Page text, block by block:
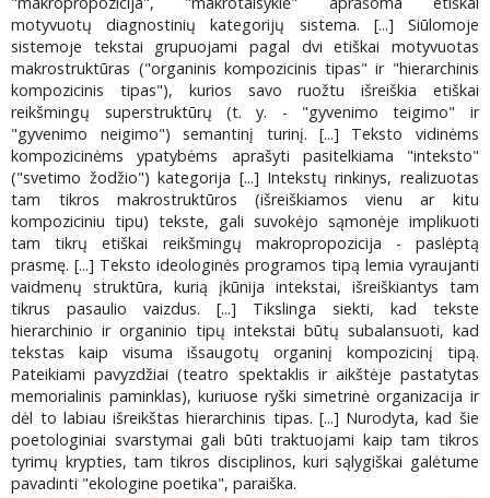
motyvuotų diagnostinių kategorijų sistema. [...] Siūlomoje
sistemoje tekstai grupuojami pagal dvi etiškai motyvuotas
makrostruktūras ("organinis kompozicinis tipas" ir "hierarchinis
kompozicinis tipas"), kurios savo ruožtu išreiškia etiškai
reikšmingų superstruktūrų (t. y. - "gyvenimo teigimo" ir
"gyvenimo neigimo") semantinį turinį. [...] Teksto vidinėms
kompozicinėms ypatybėms aprašyti pasitelkiama "inteksto"
("svetimo žodžio") kategorija [...] Intekstų rinkinys, realizuotas
tam tikros makrostruktūros (išreiškiamos vienu ar kitu
kompoziciniu tipu) tekste, gali suvokėjo sąmonėje implikuoti
tam tikrų etiškai reikšmingų makropropozicija - paslėptą
prasmę. [...] Teksto ideologinės programos tipą lemia vyraujanti
vaidmenų struktūra, kurią įkūnija intekstai, išreiškiantys tam
tikrus pasaulio vaizdus. [...] Tikslinga siekti, kad tekste
hierarchinio ir organinio tipų intekstai būtų subalansuoti, kad
tekstas kaip visuma išsaugotų organinį kompozicinį tipą.
Pateikiami pavyzdžiai (teatro spektaklis ir aikštėje pastatytas
memorialinis paminklas), kuriuose ryški simetrinė organizacija ir
dėl to labiau išreikštas hierarchinis tipas. [...] Nurodyta, kad šie
poetologiniai svarstymai gali būti traktuojami kaip tam tikros
tyrimų krypties, tam tikros disciplinos, kuri sąlygiškai galėtume
pavadinti "ekologine poetika", paraiška.